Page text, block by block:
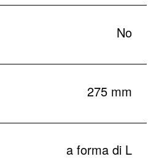
No
275 mm
a forma di L